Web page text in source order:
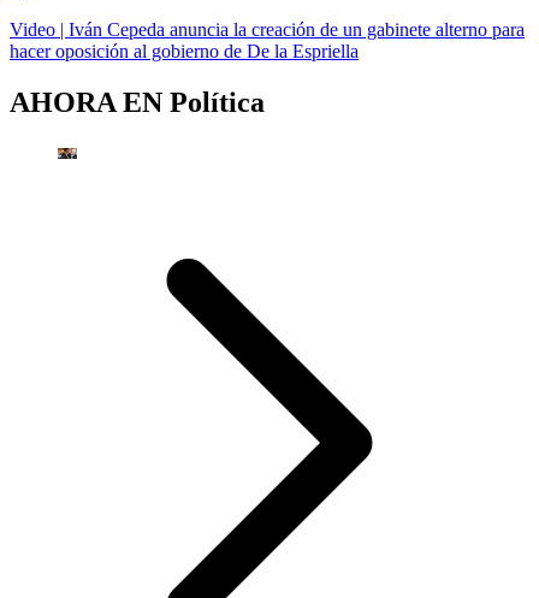
Video | Iván Cepeda anuncia la creación de un gabinete alterno para
hacer oposición al gobierno de De la Espriella
AHORA EN Política